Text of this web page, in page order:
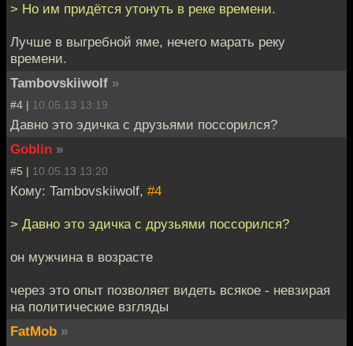
> Но им придётся утонуть в реке времени.
Лучше в выгребной яме, нечего марать реку
времени.
Tambovskiiwolf »
#4 | 10.05.13 13:19
Давно это эдичка с друзьями поссорился?
Goblin »
#5 | 10.05.13 13:20
Кому: Tambovskiiwolf, #4
> Давно это эдичка с друзьями поссорился?
он мужчина в возрасте
через это опыт позволяет видеть всякое - невзирая
на политические взгляды
FatMob »